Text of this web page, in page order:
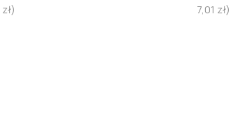
zł)
7,01 zł)